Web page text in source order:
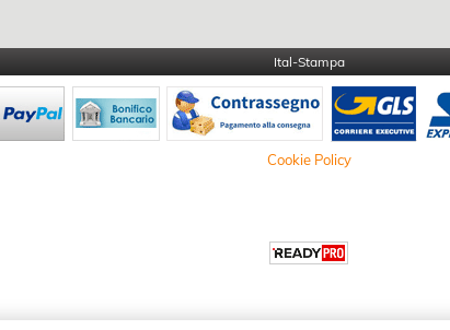
Ital-Stampa
Cookie Policy